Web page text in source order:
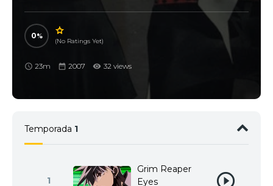
descuenta de su deuda. Cuando Michiru se junta con ellos, se
ZOMBIE-LOAN ゾンビローン
0
(No Ratings Yet)
23m 2007 32 views
Temporada 1
1
Grim Reaper
Eyes